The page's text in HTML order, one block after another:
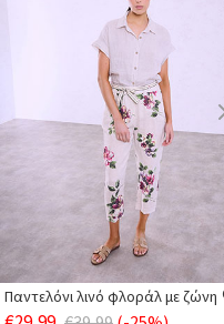
Παντελόνι λινό φλοράλ με ζώνη